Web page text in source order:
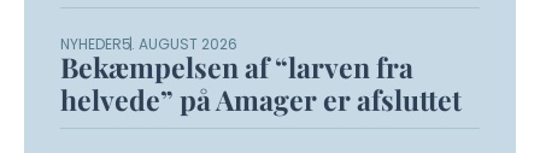
NYHEDER5. AUGUST 2026
Bekæmpelsen af “larven fra
helvede” på Amager er afsluttet